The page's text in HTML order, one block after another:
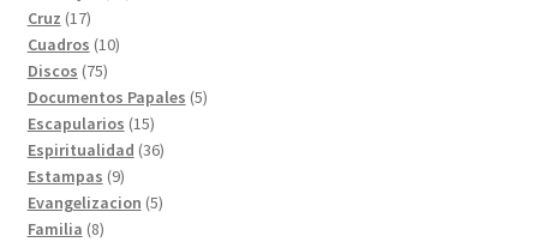
Cruz 1717
productos
Cuadros 1010
Discos 7575
productos
Documentos Papales 55
Escapularios 1515
productos
Espiritualidad 3636
Estampas 99
productos
Evangelizacion 55
Familia 88